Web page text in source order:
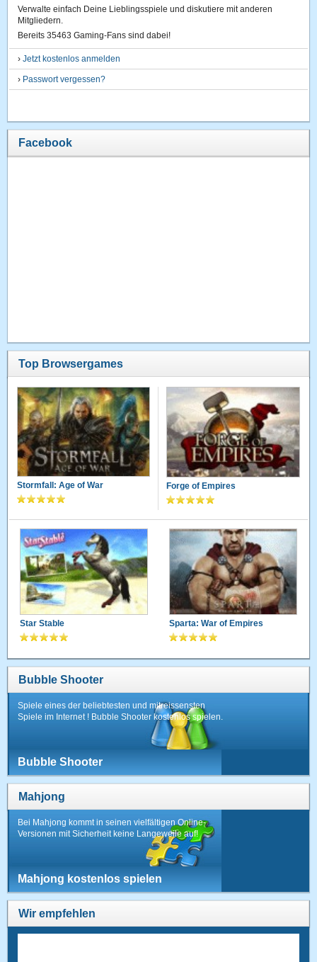
Verwalte einfach Deine Lieblingsspiele und diskutiere mit anderen
Mitgliedern.
Bereits 35463 Gaming-Fans sind dabei!
›Jetzt kostenlos anmelden
› Passwort vergessen?
Facebook
Top Browsergames
Stormfall: Age of War Forge of Empires
Star Stable Sparta: War of Empires
Bubble Shooter
Spiele eines der beliebtesten und mitreissensten
Spiele im Internet ! Bubble Shooter kostenlos spielen.
Bubble Shooter
Mahjong
Bei Mahjong kommt in seinen vielfältigen Online-
Versionen mit Sicherheit keine Langeweile auf!
Mahjong kostenlos spielen
Wir empfehlen